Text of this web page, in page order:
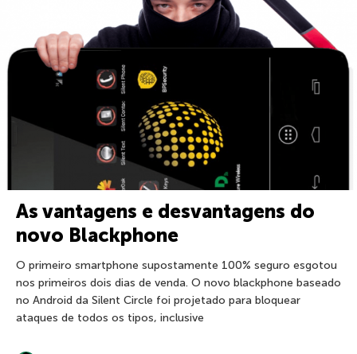
As vantagens e desvantagens do
novo Blackphone
O primeiro smartphone supostamente 100% seguro esgotou
nos primeiros dois dias de venda. O novo blackphone baseado
no Android da Silent Circle foi projetado para bloquear
ataques de todos os tipos, inclusive